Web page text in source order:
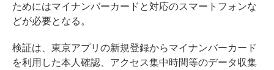
ためにはマイナンバーカードと対応のスマートフォンな
どが必要となる。
検証は、東京アプリの新規登録からマイナンバーカード
を利用した本人確認、アクセス集中時間等のデータ収集